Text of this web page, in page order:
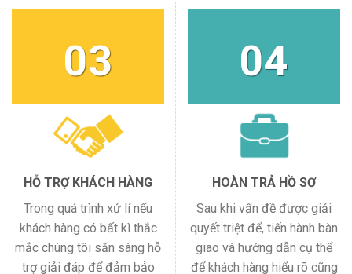
03
HỖ TRỢ KHÁCH HÀNG
Trong quá trình xử lí nếu
khách hàng có bất kì thắc
mắc chúng tôi săn sàng hỗ
trợ giải đáp để đảm bảo
04
HOÀN TRẢ HỒ SƠ
Sau khi vấn đề được giải
quyết triệt để, tiến hành bàn
giao và hướng dẫn cụ thể
để khách hàng hiểu rõ cũng